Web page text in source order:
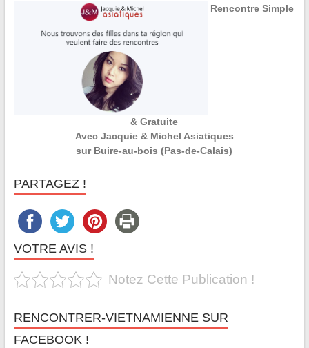
Rencontre Simple
& Gratuite
Avec Jacquie & Michel Asiatiques
sur Buire-au-bois (Pas-de-Calais)
PARTAGEZ !
VOTRE AVIS !
Notez Cette Publication !
RENCONTRER-VIETNAMIENNE SUR
FACEBOOK !